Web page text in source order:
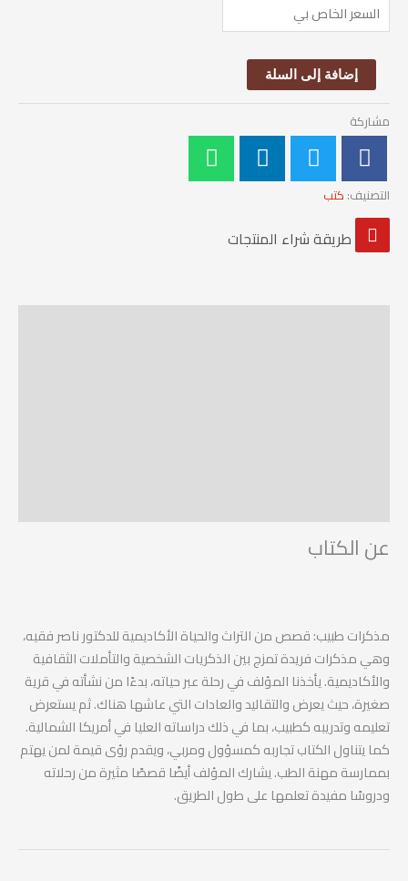
$
إضافة إلى السلة
مشاركة
التصنيف: كتب
طريقة شراء المنتجات
عن الكتاب
مذكرات طبيب: قصص من التراث والحياة الأكاديمية للدكتور ناصر فقيه،
وهي مذكرات فريدة تمزج بين الذكريات الشخصية والتأملات الثقافية
والأكاديمية. يأخذنا المؤلف في رحلة عبر حياته، بدءًا من نشأته في قرية
صغيرة، حيث يعرض والتقاليد والعادات التي عاشها هناك. ثم يستعرض
تعليمه وتدريبه كطبيب، بما في ذلك دراساته العليا في أمريكا الشمالية.
كما يتناول الكتاب تجاربه كمسؤول ومربي، ويقدم رؤى قيمة لمن يهتم
بممارسة مهنة الطب. يشارك المؤلف أيضًا قصصًا مثيرة من رحلاته
ودروسًا مفيدة تعلمها على طول الطريق.